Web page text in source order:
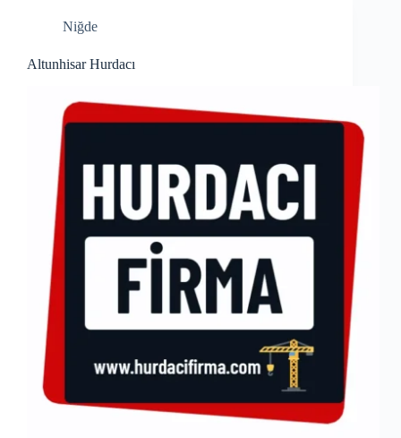
Niğde
Altunhisar Hurdacı